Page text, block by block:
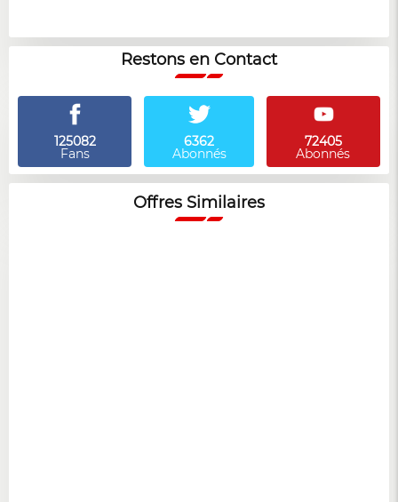
Restons en Contact
125082
Fans
6362
Abonnés
72405
Abonnés
Offres Similaires